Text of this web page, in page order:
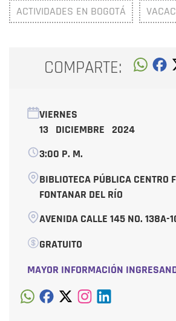
ACTIVIDADES EN BOGOTÁ
COMPARTE:
VIERNES
13 DICIEMBRE 2024
3:00 P. M.
BIBLIOTECA PÚBLICA CENTRO
FONTANAR DEL RÍO
AVENIDA CALLE 145 NO. 138A-
GRATUITO
MAYOR INFORMACIÓN